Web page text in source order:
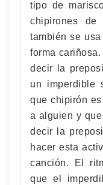
tipo de
chipirones de
también se
forma
decir la
un imperdible
que chipirón
a alguien y
decir la
hacer esta
canción. El
que el